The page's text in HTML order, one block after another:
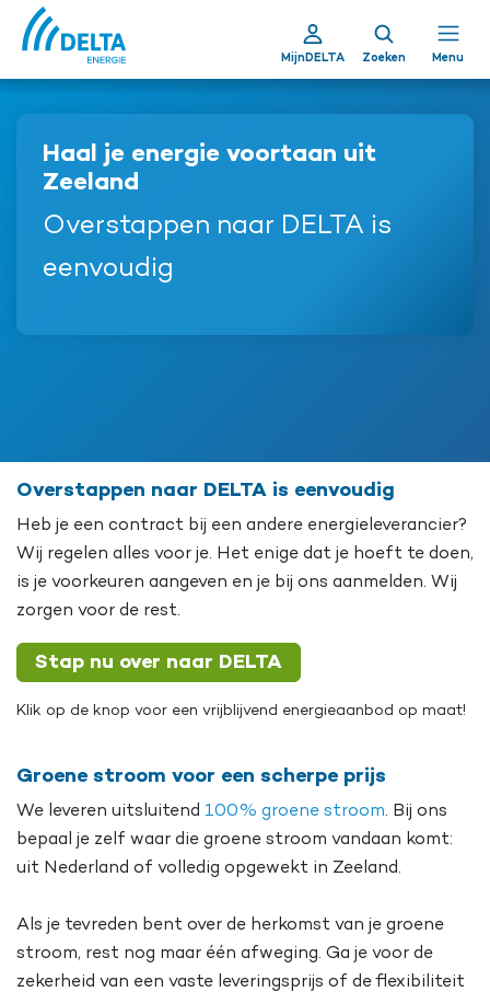
MijnDELTA Zoeken Menu
Haal je energie voortaan uit
Zeeland
Overstappen naar DELTA is
eenvoudig
Overstappen naar DELTA is eenvoudig
Heb je een contract bij een andere energieleverancier?
Wij regelen alles voor je. Het enige dat je hoeft te doen,
is je voorkeuren aangeven en je bij ons aanmelden. Wij
zorgen voor de rest.
Stap nu over naar DELTA
Klik op de knop voor een vrijblijvend energieaanbod op maat!
Groene stroom voor een scherpe prijs
We leveren uitsluitend 100% groene stroom. Bij ons
bepaal je zelf waar die groene stroom vandaan komt:
uit Nederland of volledig opgewekt in Zeeland.
Als je tevreden bent over de herkomst van je groene
stroom, rest nog maar één afweging. Ga je voor de
zekerheid van een vaste leveringsprijs of de flexibiliteit